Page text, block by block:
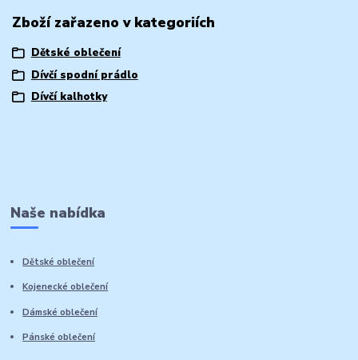
Zboží zařazeno v kategoriích
Dětské oblečení
Dívčí spodní prádlo
Dívčí kalhotky
Naše nabídka
Dětské oblečení
Kojenecké oblečení
Dámské oblečení
Pánské oblečení